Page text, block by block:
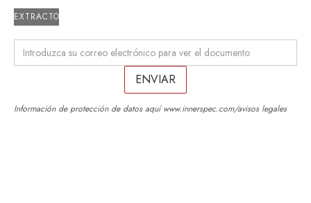
EXTRACTO
Información de protección de datos aquíwww.innerspec.com/avisos legales